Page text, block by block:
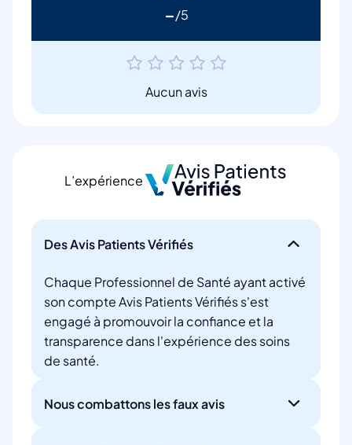
-
Aucun avis
L’expérience
Des Avis Patients Vérifiés
Chaque Professionnel de Santé ayant activé
son compte Avis Patients Vérifiés s'est
engagé à promouvoir la confiance et la
transparence dans l'expérience des soins
de santé.
Nous combattons les faux avis